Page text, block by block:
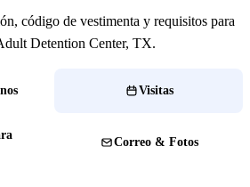
código de vestimenta y requisitos para
Detention Center, TX.
Visitas
Correo & Fotos